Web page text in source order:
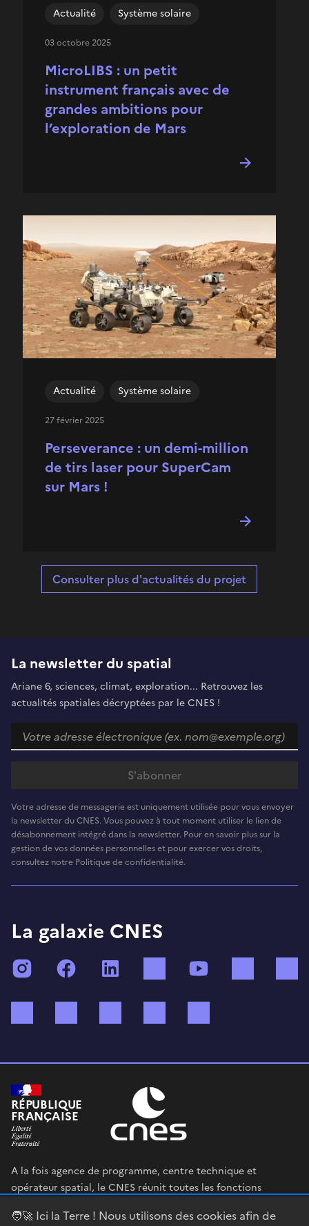
🧑‍🚀 Ici la Terre ! Nous utilisons des cookies afin de
MicroLIBS : un petit
instrument français avec de
grandes ambitions pour
l’exploration de Mars
Actualité Système solaire
03 octobre 2025
Perseverance : un demi-million
de tirs laser pour SuperCam
sur Mars !
Actualité Système solaire
27 février 2025
Consulter plus d'actualités du projet
La newsletter du spatial
Ariane 6, sciences, climat, exploration... Retrouvez les
actualités spatiales décryptées par le CNES !
Votre adresse de messagerie est uniquement utilisée pour vous envoyer
la newsletter du CNES. Vous pouvez à tout moment utiliser le lien de
désabonnement intégré dans la newsletter. Pour en savoir plus sur la
gestion de vos données personnelles et pour exercer vos droits,
consultez notre Politique de confidentialité.
La galaxie CNES
InstagramFacebook TikTok
RÉPUBLIQUE
FRANÇAISE
A la fois agence de programme, centre technique et
opérateur spatial, le CNES réunit toutes les fonctions
en œuvre sa stratégie spatiale.